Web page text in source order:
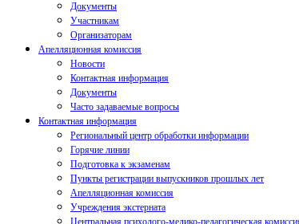
Документы
Участникам
Организаторам
Апелляционная комиссия
Новости
Контактная информация
Документы
Часто задаваемые вопросы
Контактная информация
Региональный центр обработки информации
Горячие линии
Подготовка к экзаменам
Пункты регистрации выпускников прошлых лет
Апелляционная комиссия
Учреждения экстерната
Центральная психолого-медико-педагогическая